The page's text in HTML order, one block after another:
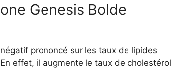
Genesis Bolde
prononcé sur les taux de lipides
effet, il augmente le taux de cholestérol